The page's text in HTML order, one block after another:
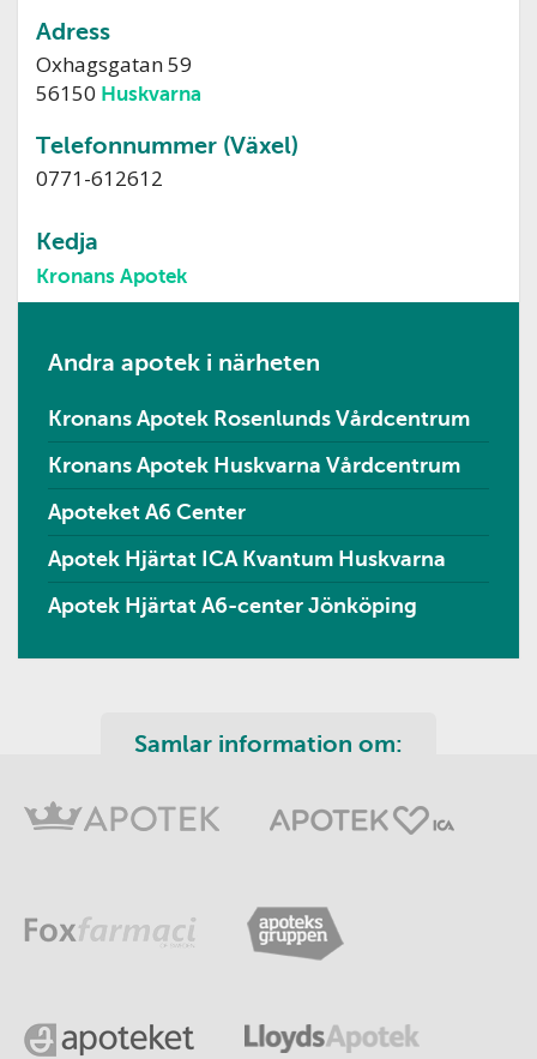
Adress
Oxhagsgatan 59
56150 Huskvarna
Telefonnummer (Växel)
0771-612612
Kedja
Kronans Apotek
Andra apotek i närheten
Kronans Apotek Rosenlunds Vårdcentrum
Kronans Apotek Huskvarna Vårdcentrum
Apoteket A6 Center
Apotek Hjärtat ICA Kvantum Huskvarna
Apotek Hjärtat A6-center Jönköping
Samlar information om: